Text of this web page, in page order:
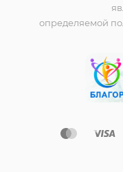
определяемой